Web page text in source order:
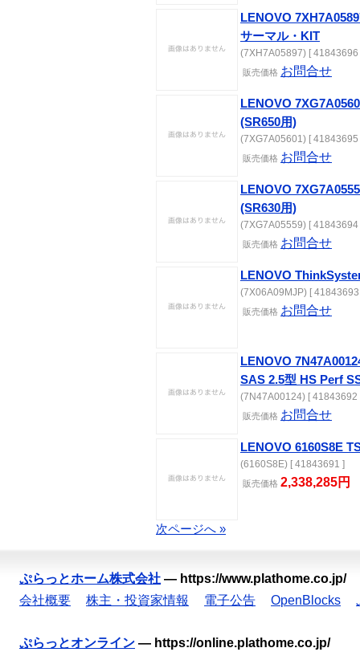
LENOVO
サーマル・KIT
(7XH7A05897) [ 41843696
販売価格 お問合せ
LENOVO
(SR650用)
(7XG7A05601) [ 41843695
販売価格 お問合せ
LENOVO
(SR630用)
(7XG7A05559) [ 41843694
販売価格 お問合せ
LENOVO
(7X06A09MJP) [
販売価格 お問合せ
LENOVO
SAS 2.5型 HS Perf
(7N47A00124) [ 41843692
販売価格 お問合せ
LENOVO 6160S8E
(6160S8E) [ 41843691 ]
販売価格 2,338,285円
次ページへ »
ぷらっとホーム株式会社 — https://www.plathome.co.jp/
会社概要
株主・投資家情報 電子公告 OpenBlocks
ぷらっとオンライン — https://online.plathome.co.jp/